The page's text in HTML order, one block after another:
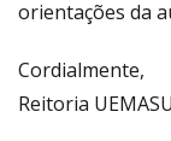
orientações da
Cordialmente,
Reitoria